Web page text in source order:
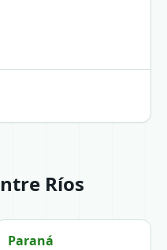
Ríos
Paraná